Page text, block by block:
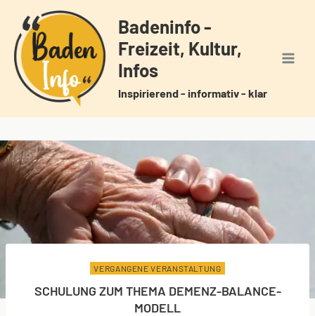
Inhalt
springen
Badeninfo -
Freizeit, Kultur,
Infos
Inspirierend - informativ - klar
VERGANGENE VERANSTALTUNG
SCHULUNG ZUM THEMA DEMENZ-BALANCE-
MODELL